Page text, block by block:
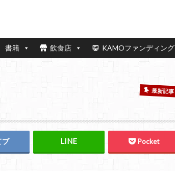
書籍 飲食店 KAMOファンディング
最新記事
ブ Pocket